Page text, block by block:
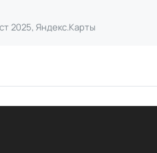
2025, Яндекс.Карты